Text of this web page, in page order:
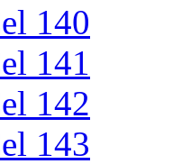
140
141
142
143